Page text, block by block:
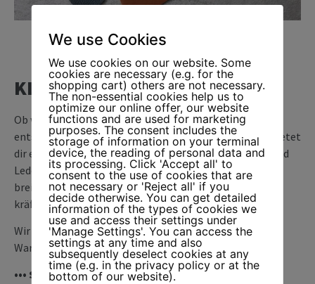
KLEINE MATERIALKUNDE.
Ob weicher, samtiger Stoff oder griffiges Leder – du
entscheidest, was du fühlen möchtest. MARC HARRIS bietet
dir ein umfangreiches Sortiment hochwertiger Stoff- und
Lederbezüge. Darüber hinaus hast du die Wahl aus einer
breiten Palette an Farben – von dezent bis leuchtend
kräftig – für dein individuelles Polster mit Charakter.
Wir sind dir gerne behilflich – hier schon mal eine kleine
Warenkunde für dich:
••• STOFFE
We use Cookies
We use cookies on our website. Some
cookies are necessary (e.g. for the
shopping cart) others are not necessary.
The non-essential cookies help us to
optimize our online offer, our website
functions and are used for marketing
purposes. The consent includes the
storage of information on your terminal
device, the reading of personal data and
its processing. Click 'Accept all' to
consent to the use of cookies that are
not necessary or 'Reject all' if you
decide otherwise. You can get detailed
information of the types of cookies we
use and access their settings under
'Manage Settings'. You can access the
settings at any time and also
subsequently deselect cookies at any
time (e.g. in the privacy policy or at the
bottom of our website).